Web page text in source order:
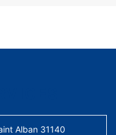
Alban 31140